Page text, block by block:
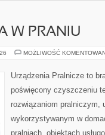
W PRANIU
MOŻLIWOŚĆ
Urządzenia Pralnicze to
poświęcony czyszczeniu
rozwiązaniom pralniczym,
wykorzystywanym w
pralniach, obiektach